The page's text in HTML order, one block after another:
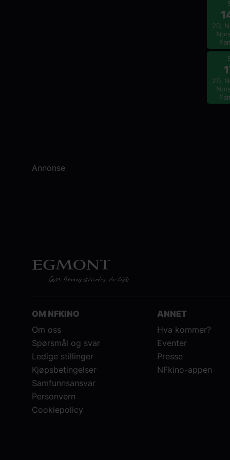
2D,
2D,
Annonse
OM NFKINO
Om oss
Spørsmål og svar
Ledige stillinger
Kjøpsbetingelser
Samfunnsansvar
Personvern
Cookiepolicy
ANNET
Hva kommer?
Eventer
Presse
NFkino-appen